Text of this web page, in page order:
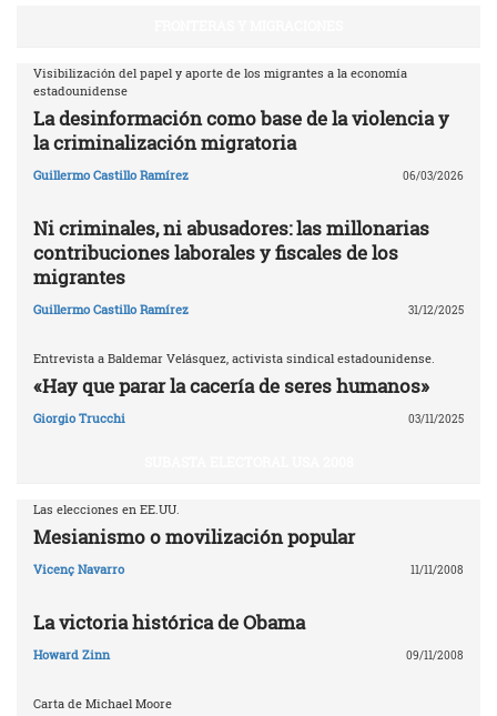
Visibilización del papel y aporte de los migrantes a la economía
estadounidense
La desinformación como base de la violencia y
la criminalización migratoria
Guillermo Castillo Ramírez 06/03/2026
Ni criminales, ni abusadores: las millonarias
contribuciones laborales y fiscales de los
migrantes
Guillermo Castillo Ramírez 31/12/2025
Entrevista a Baldemar Velásquez, activista sindical estadounidense.
«Hay que parar la cacería de seres humanos»
Giorgio Trucchi 03/11/2025
Las elecciones en EE.UU.
Mesianismo o movilización popular
Vicenç Navarro 11/11/2008
La victoria histórica de Obama
Howard Zinn 09/11/2008
Carta de Michael Moore